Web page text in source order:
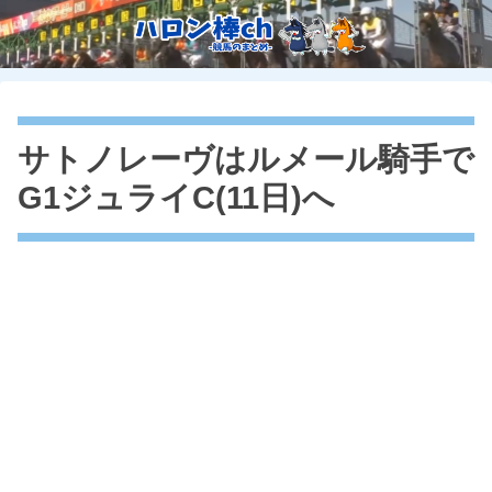
サトノレーヴはルメール騎手で
G1ジュライC(11日)へ